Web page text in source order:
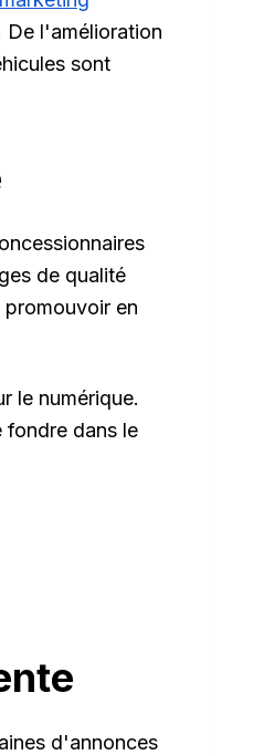
De l'amélioration
sont
de qualité
en
le numérique.
fondre dans le
d'annonces